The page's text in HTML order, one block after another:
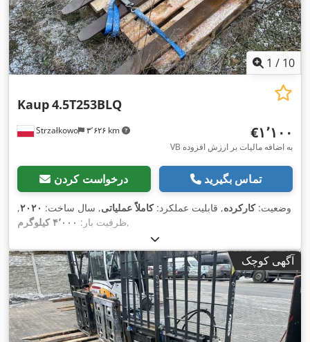
1 / 10
Strzałkowo ۳٬۶۲۶ km
Kaup4.5T253BLQ
‎€۱٬۱۰۰
VB به اضافه مالیات بر ارزش افزوده
درخواست کردن تماس بگیرید
وضعیت:کارکرده, قابلیت عملکرد:کاملاً عملیاتی, سال ساخت: ۲۰۲۰,
ظرفیت بار: ۴٬۰۰۰ کیلوگرم ,
آگهی کوچک